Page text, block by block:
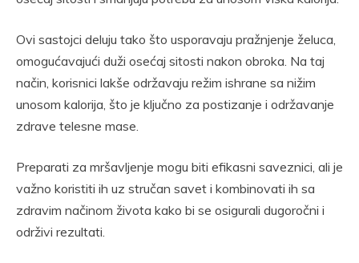
Ovi sastojci deluju tako što usporavaju pražnjenje želuca,
omogućavajući duži osećaj sitosti nakon obroka. Na taj
način, korisnici lakše održavaju režim ishrane sa nižim
unosom kalorija, što je ključno za postizanje i održavanje
zdrave telesne mase.
Preparati za mršavljenje mogu biti efikasni saveznici, ali je
važno koristiti ih uz stručan savet i kombinovati ih sa
zdravim načinom života kako bi se osigurali dugoročni i
održivi rezultati.